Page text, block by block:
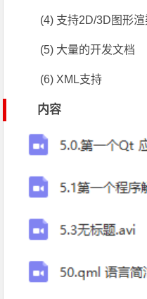
(4) 支持2D/3D图形
(5) 大量的开发文档
(6) XML支持
内容